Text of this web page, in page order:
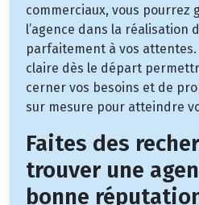
commerciaux, vous pourrez
l’agence dans la réalisation
parfaitement à vos
claire dès le départ
cerner vos besoins et de
sur mesure pour atteindre
Faites des
trouver une
bonne